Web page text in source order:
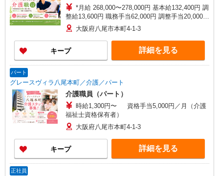
*月給 268,000〜278,000円 基本給132,400円 調
整給13,600円 職務手当62,000円 調整手当20,000円
夜勤手当5,000円／回（月4回程度）※ 処遇改善手
当20,000円〜／月※ 資格手当10,000円/月（介護福
祉士資格保有の方） *試用期間中の月給 228,000〜
238,000円 ※試用期間3ヶ月経過後から支給 夜勤
手当5,000円／回（月4回程度） 処遇改善手当
大阪府八尾市本町4-1-3
キープ 詳細を見る
パート
グレースヴィラ八尾本町／介護／パート
介護職員（パート）
時給1,300円〜 資格手当5,000円／月（介護
福祉士資格保有者）
大阪府八尾市本町4-1-3
キープ 詳細を見る
正社員